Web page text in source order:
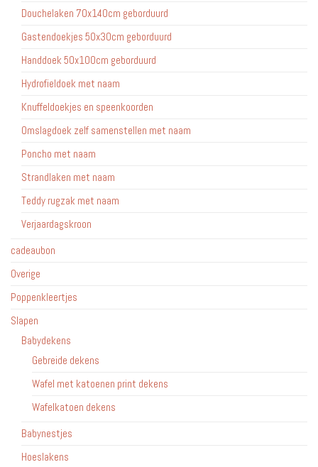
Douchelaken 70x140cm geborduurd
Gastendoekjes 50x30cm geborduurd
Handdoek 50x100cm geborduurd
Hydrofieldoek met naam
Knuffeldoekjes en speenkoorden
Omslagdoek zelf samenstellen met naam
Poncho met naam
Strandlaken met naam
Teddy rugzak met naam
Verjaardagskroon
cadeaubon
Overige
Poppenkleertjes
Slapen
Babydekens
Gebreide dekens
Wafel met katoenen print dekens
Wafelkatoen dekens
Babynestjes
Hoeslakens